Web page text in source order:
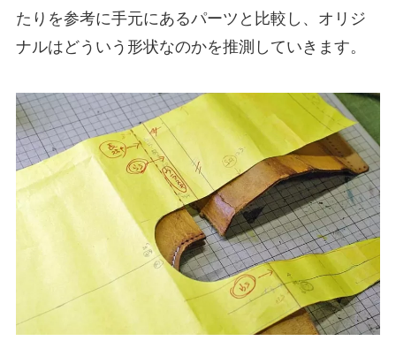
たりを参考に手元にあるパーツと比較し、オリジ
ナルはどういう形状なのかを推測していきます。